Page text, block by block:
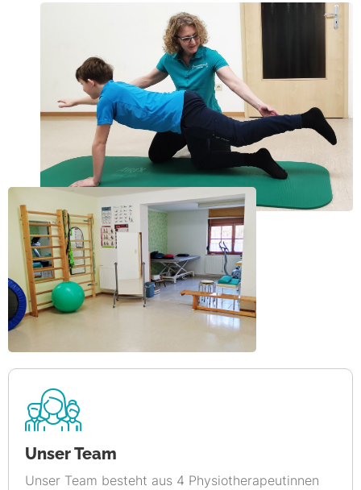
Unser Team
Unser Team besteht aus 4 Physiotherapeutinnen